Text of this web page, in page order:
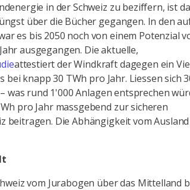
in der Schweiz zu beziffern, ist
über die Bücher gegangen. In den
es bis 2050 noch von einem Potenzial
ausgegangen. Die aktuelle,
attestiert der Windkraft dagegen ein
bei knapp 30 TWh pro Jahr. Liessen sich
was rund 1'000 Anlagen entsprechen
pro Jahr massgebend zur sicheren
beitragen. Die Abhängigkeit vom
vom Jurabogen über das Mittelland